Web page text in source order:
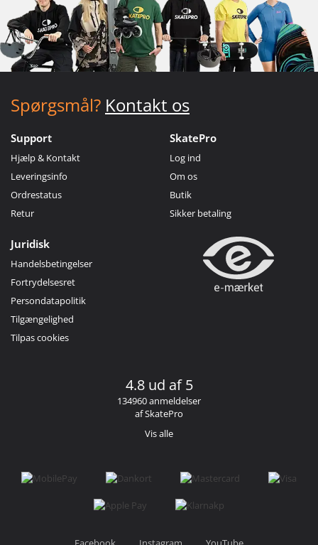
Spørgsmål? Kontakt os
Support
Hjælp & Kontakt
Leveringsinfo
Ordrestatus
Retur
SkatePro
Log ind
Om os
Butik
Sikker betaling
Juridisk
Handelsbetingelser
Fortrydelsesret
Persondatapolitik
Tilgængelighed
Tilpas cookies
4.8 ud af 5
134960 anmeldelser
af SkatePro
Vis alle